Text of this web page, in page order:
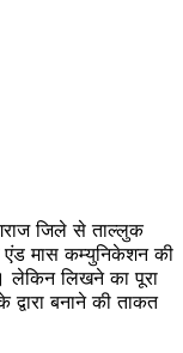
जिले से ताल्लुक
एंड मास कम्युनिकेशन की
लेकिन लिखने का पूरा
बनाने की ताकत